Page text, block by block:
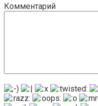
Комментарий